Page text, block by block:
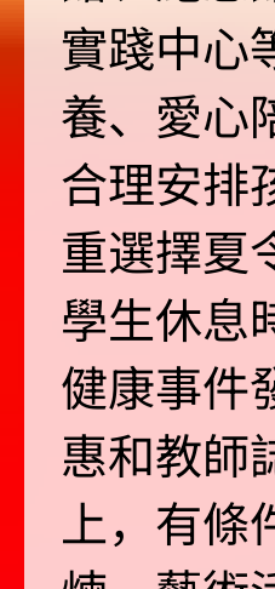
實踐中心
養、愛心
合理安排
重選擇夏
學生休息
健康事件
惠和教師
上，有條